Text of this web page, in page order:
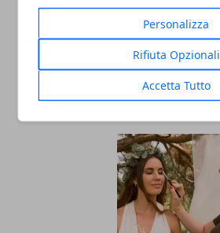
Personalizza
Rifiuta Opzionali
Accetta Tutto
ARTICOLI CORRELATI